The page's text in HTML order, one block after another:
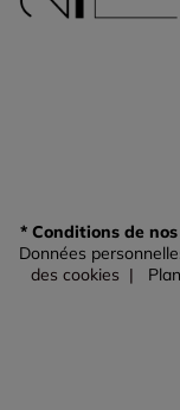
* Conditions de
Données
des cookies